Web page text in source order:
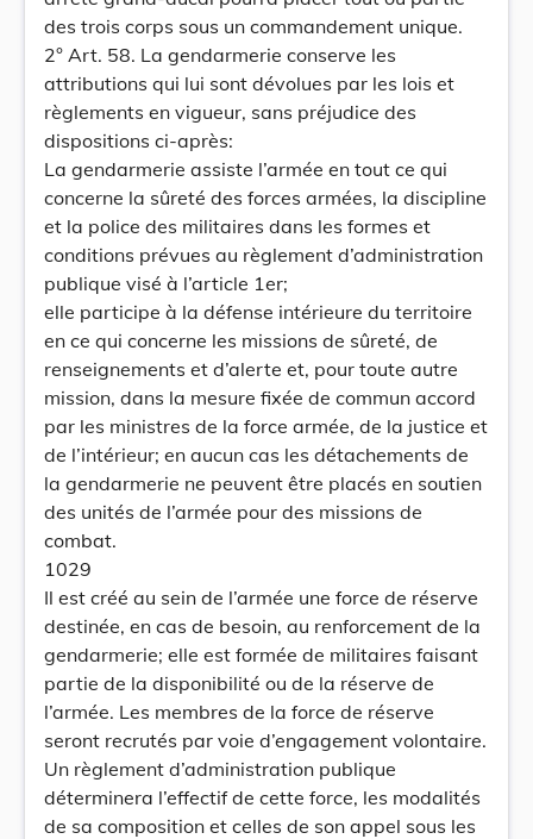
des trois corps sous un commandement unique.
2° Art. 58. La gendarmerie conserve les
attributions qui lui sont dévolues par les lois et
règlements en vigueur, sans préjudice des
dispositions ci-après:
La gendarmerie assiste l’armée en tout ce qui
concerne la sûreté des forces armées, la discipline
et la police des militaires dans les formes et
conditions prévues au règlement d’administration
publique visé à l’article 1er;
elle participe à la défense intérieure du territoire
en ce qui concerne les missions de sûreté, de
renseignements et d’alerte et, pour toute autre
mission, dans la mesure fixée de commun accord
par les ministres de la force armée, de la justice et
de l’intérieur; en aucun cas les détachements de
la gendarmerie ne peuvent être placés en soutien
des unités de l’armée pour des missions de
combat.
1029
Il est créé au sein de l’armée une force de réserve
destinée, en cas de besoin, au renforcement de la
gendarmerie; elle est formée de militaires faisant
partie de la disponibilité ou de la réserve de
l’armée. Les membres de la force de réserve
seront recrutés par voie d’engagement volontaire.
Un règlement d’administration publique
déterminera l’effectif de cette force, les modalités
de sa composition et celles de son appel sous les